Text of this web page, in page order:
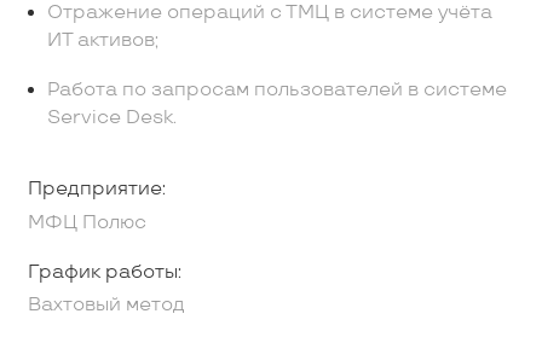
Отражение операций с ТМЦ в системе учёта
ИТ активов;
Работа по запросам пользователей в системе
Service Desk.
Предприятие:
МФЦ Полюс
График работы:
Вахтовый метод